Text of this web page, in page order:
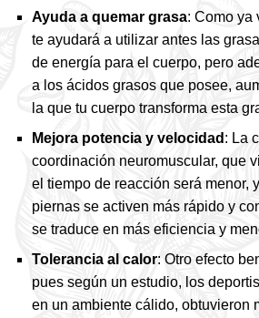
Ayuda a quemar grasa: Como ya
te ayudará a utilizar antes las
de energía para el cuerpo, pero
a los ácidos grasos que posee,
la que tu cuerpo transforma esta
Mejora potencia y velocidad : La
coordinación neuromuscular, que
el tiempo de reacción será menor,
piernas se activen más rápido y
se traduce en más eficiencia y
Tolerancia al calor: Otro efecto
pues según un estudio, los
en un ambiente cálido, obtuvieron